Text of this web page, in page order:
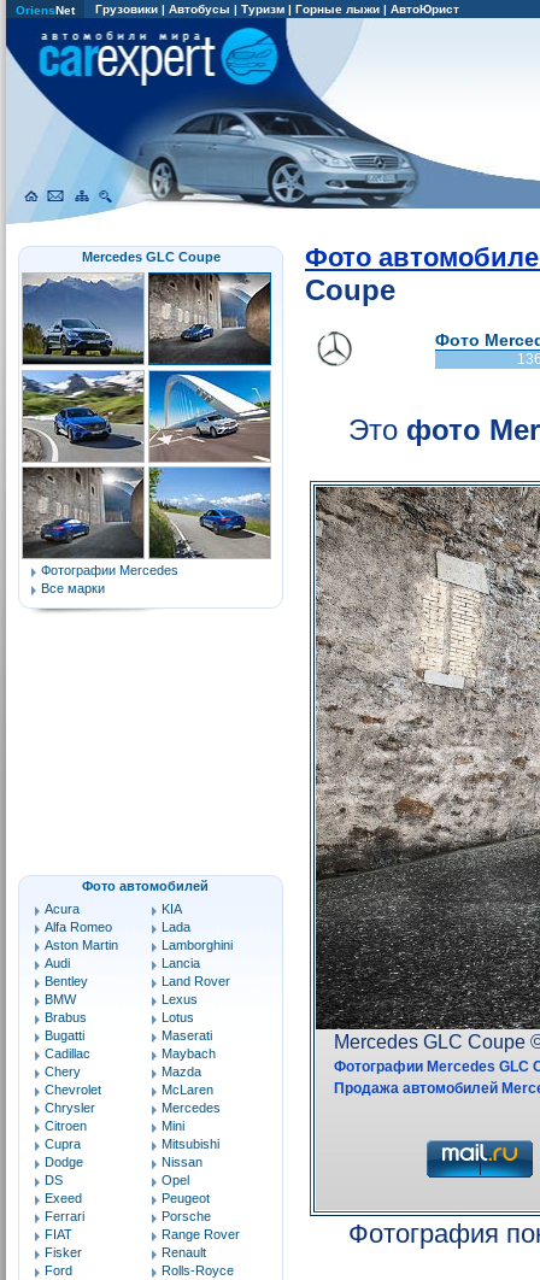
OriensNet Грузовики | Автобусы | Туризм | Горные лыжи | АвтоЮрист
Mercedes GLC Coupe
Фотографии Mercedes
Все марки
Фото автомобилей
Acura
Alfa Romeo
Aston Martin
Audi
Bentley
BMW
Brabus
Bugatti
Cadillac
Chery
Chevrolet
Chrysler
Citroen
Cupra
Dodge
DS
Exeed
Ferrari
FIAT
Fisker
Ford
KIA
Lada
Lamborghini
Lancia
Land Rover
Lexus
Lotus
Maserati
Maybach
Mazda
McLaren
Mercedes
Mini
Mitsubishi
Nissan
Opel
Peugeot
Porsche
Range Rover
Renault
Rolls-Royce
Фото
Coupe
Фото
Это фото
Фотография